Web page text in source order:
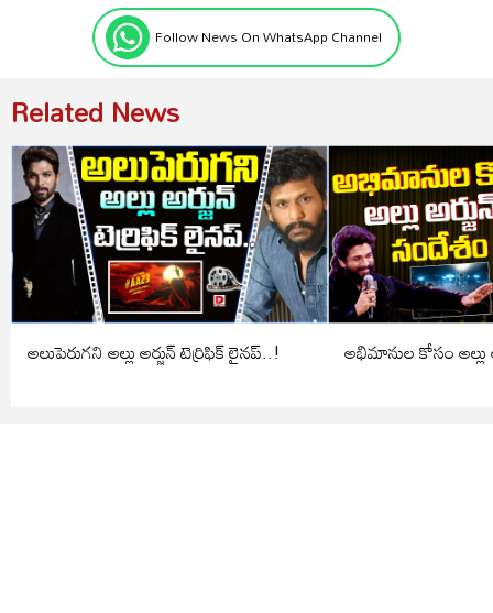
Follow News On WhatsApp Channel
Related News
అలుపెరుగని అల్లు అర్జున్ టెర్రిఫిక్ లైనప్..‌! అభిమానుల కోసం అల్లు